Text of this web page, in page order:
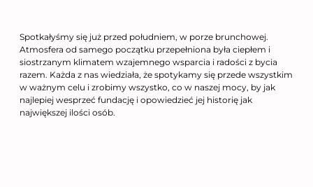
Spotkałyśmy się już przed południem, w porze brunchowej.
Atmosfera od samego początku przepełniona była ciepłem i
siostrzanym klimatem wzajemnego wsparcia i radości z bycia
razem. Każda z nas wiedziała, że spotykamy się przede wszystkim
w ważnym celu i zrobimy wszystko, co w naszej mocy, by jak
najlepiej wesprzeć fundację i opowiedzieć jej historię jak
największej ilości osób.